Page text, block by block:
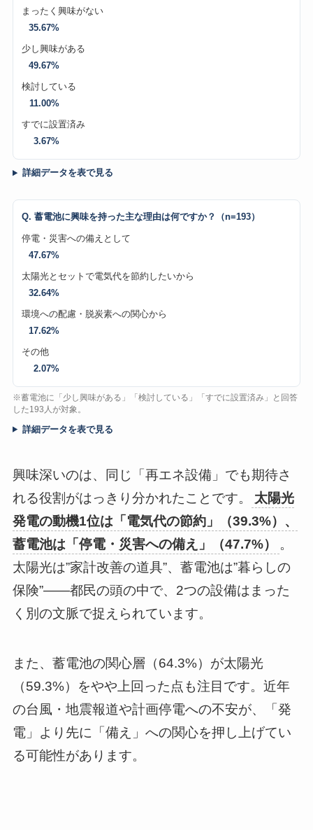
まったく興味がない
35.67%
少し興味がある
49.67%
検討している
11.00%
すでに設置済み
3.67%
詳細データを表で見る
Q. 蓄電池に興味を持った主な理由は何ですか？（n=193）
停電・災害への備えとして
47.67%
太陽光とセットで電気代を節約したいから
32.64%
環境への配慮・脱炭素への関心から
17.62%
その他
2.07%
※蓄電池に「少し興味がある」「検討している」「すでに設置済み」と回答
した193人が対象。
詳細データを表で見る
興味深いのは、同じ「再エネ設備」でも期待さ
れる役割がはっきり分かれたことです。
太陽光
発電の動機1位は「電気代の節約」（39.3%）、
蓄電池は「停電・災害への備え」（47.7%）
。
太陽光は”家計改善の道具”、蓄電池は”暮らしの
保険”——都民の頭の中で、2つの設備はまった
く別の文脈で捉えられています。
また、蓄電池の関心層（64.3%）が太陽光
（59.3%）をやや上回った点も注目です。近年
の台風・地震報道や計画停電への不安が、「発
電」より先に「備え」への関心を押し上げてい
る可能性があります。